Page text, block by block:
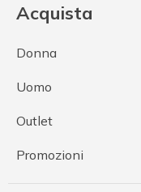
Acquista
Donna
Uomo
Outlet
Promozioni